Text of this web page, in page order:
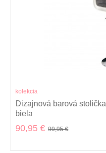
kolekcia
Dizajnová barová stolička Modena 90-115cm šedo-
biela
90,95 € 99,95 €